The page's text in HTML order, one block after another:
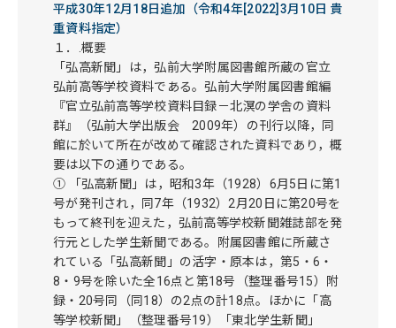
平成30年12月18日追加（令和4年[2022]3月10日 貴
重資料指定）
１．.概要
「弘高新聞」は，弘前大学附属図書館所蔵の官立
弘前高等学校資料である。弘前大学附属図書館編
『官立弘前高等学校資料目録－北溟の学舎の資料
群』（弘前大学出版会 2009年）の刊行以降，同
館に於いて所在が改めて確認された資料であり，概
要は以下の通りである。
① 「弘高新聞」は，昭和3年（1928）6月5日に第1
号が発刊され，同7年（1932）2月20日に第20号を
もって終刊を迎えた，弘前高等学校新聞雑誌部を発
行元とした学生新聞である。附属図書館に所蔵さ
れている「弘高新聞」の活字・原本は，第5・6・
8・9号を除いた全16点と第18号（整理番号15）附
録・20号同（同18）の2点の計18点。ほかに「高
等学校新聞」（整理番号19）「東北学生新聞」